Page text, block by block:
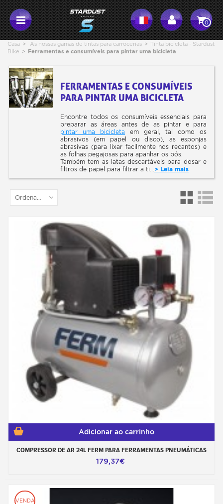
0
Casa > As nossas gamas de tintas para carrocerias > Tinta bicicleta - Stardust
Bike > Ferramentas e consumíveis para pintar uma bicicleta
FERRAMENTAS E CONSUMÍVEIS
PARA PINTAR UMA BICICLETA
Encontre todos os consumíveis essenciais para
preparar as áreas antes de as pintar e para
pintar uma bicicleta
em geral, ta l como os
abrasivos (em papel ou disco), as esponjas
abrasivas (para lixar facilmente nos recantos) e
as folhas pegajosas para apanhar os pós.
Também tem as latas descartáveis para dosar e
filtros de papel para filtrar a ti...> Leia mais
Ordenar por
Adicionar ao carrinho
COMPRESSOR DE AR 24L FERM PARA FERRAMENTAS PNEUMÁTICAS
179,37€
VENDA